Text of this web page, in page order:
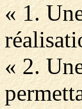
« 1.
« 2.